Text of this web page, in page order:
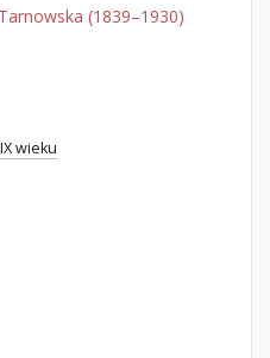
(1839–1930)
wieku